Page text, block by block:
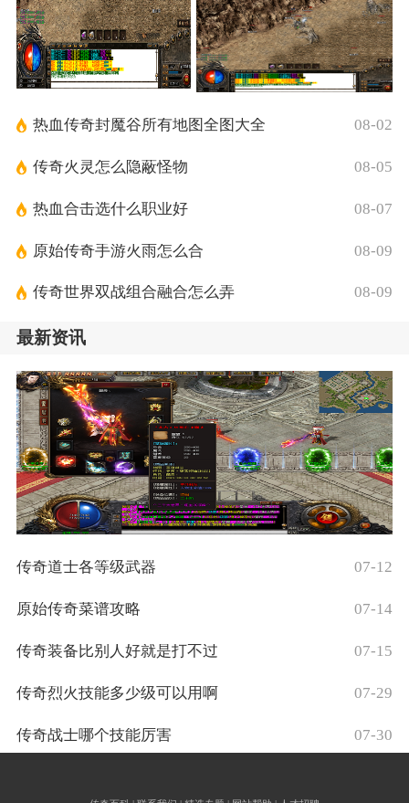
热血传奇封魔谷所有地图全图大全 08-02
传奇火灵怎么隐蔽怪物 08-05
热血合击选什么职业好 08-07
原始传奇手游火雨怎么合 08-09
传奇世界双战组合融合怎么弄 08-09
最新资讯
传奇道士各等级武器 07-12
原始传奇菜谱攻略 07-14
传奇装备比别人好就是打不过 07-15
传奇烈火技能多少级可以用啊 07-29
传奇战士哪个技能厉害 07-30